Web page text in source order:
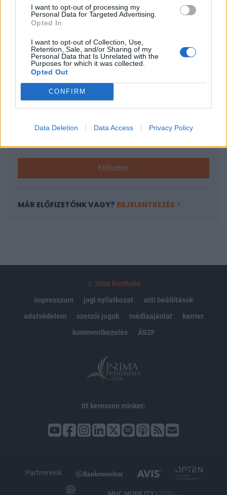
I want to opt-out of processing my
Personal Data for Targeted Advertising.
Opted In
I want to opt-out of Collection, Use,
Retention, Sale, and/or Sharing of my
Personal Data that Is Unrelated with the
Purposes for which it was collected.
Opted Out
CONFIRM
Data Deletion Data Access Privacy Policy
Kapcsolódó cikkünk...
KEDVES OLVASÓNK!
A keresett cikk a portfolio.hu hírarchívumához
tartozik, melynek olvasása előfizetéses
regisztrációhoz kötött.
Kötéslisták: BÉT elmúlt 2 év napon belüli
Előfizetés
MÁR ELŐFIZETŐNK VAGY? BEJELENTKEZÉS
© 2026 Portfolio
impresszum
jogi nyilatkozat
süti beállítások
adatvédelem
szerzői jogok médiaajánlat
karrier
kommentkezelés
ÁSZF
Itt keressen minket:
Partnereink